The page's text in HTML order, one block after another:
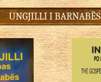
UNGJILLI I BARNABËS